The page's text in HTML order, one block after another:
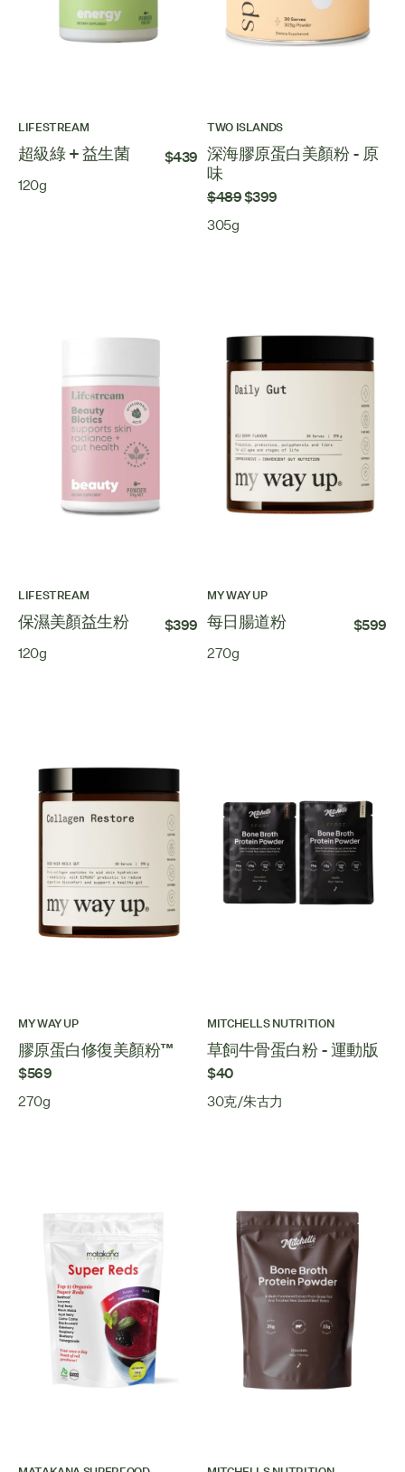
LIFESTREAM
超級綠 + 益生菌 $439
120g
TWO ISLANDS
深海膠原蛋白美顏粉 - 原
味
$489$399
305g
LIFESTREAM
保濕美顏益生粉 $399
120g
MY WAY UP
每日腸道粉 $599
270g
MY WAY UP
膠原蛋白修復美顏粉™
$569
270g
MITCHELLS NUTRITION
草飼牛骨蛋白粉 - 運動版
$40
30克/朱古力